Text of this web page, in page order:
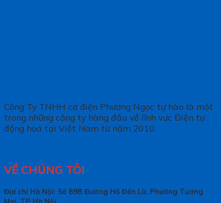
Công Ty TNHH cơ điện Phương Ngọc tự hào là một
trong những công ty hàng đầu về lĩnh vực Điện tự
động hoá tại Việt Nam từ năm 2010.
VỀ CHÚNG TÔI
Địa chỉ Hà Nội: Số 89B Đường Hồ Đền Lừ, Phường Tương